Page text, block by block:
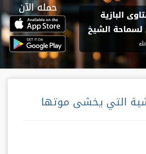
التي يخشى موتها